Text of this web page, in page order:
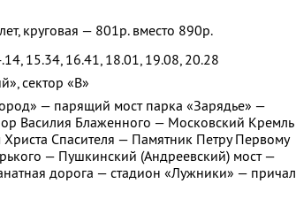
круговая — 801р. вместо 890р.
15.34, 16.41, 18.01, 19.08, 20.28
сектор «B»
— парящий мост парка «Зарядье» —
Василия Блаженного — Московский Кремль
Спасителя — Памятник Петру Первому
— Пушкинский (Андреевский) мост —
дорога — стадион «Лужники» — причал